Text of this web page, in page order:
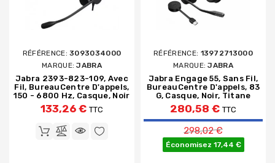
RÉFÉRENCE:3093034000
MARQUE:JABRA
Jabra 2393-823-109, Avec
Fil, BureauCentre D'appels,
150 - 6800 Hz, Casque, Noir
133,26 € TTC
RÉFÉRENCE: 13972713000
MARQUE:JABRA
Jabra Engage 55, Sans Fil,
BureauCentre D'appels, 83
G, Casque, Noir, Titane
280,58 € TTC
Prix de base
298,02 €
Économisez 17,44 €